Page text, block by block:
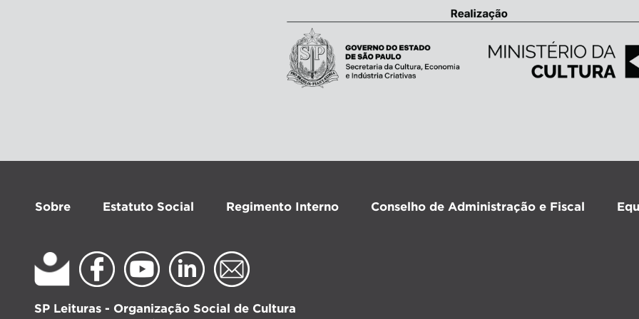
Sobre Estatuto Social Regimento Interno Conselho de Administração e Fiscal
SP Leituras - Organização Social de Cultura